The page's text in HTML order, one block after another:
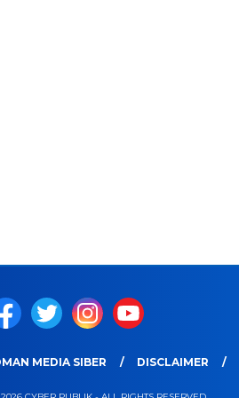
MEDIA SIBER DISCLAIMER